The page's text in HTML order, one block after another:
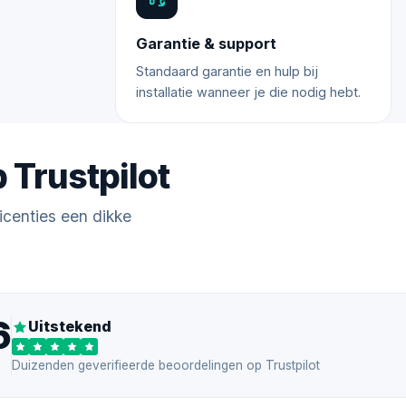
Garantie & support
Standaard garantie en hulp bij
installatie wanneer je die nodig hebt.
Trustpilot
een dikke
Uitstekend
Duizenden geverifieerde beoordelingen op Trustpilot